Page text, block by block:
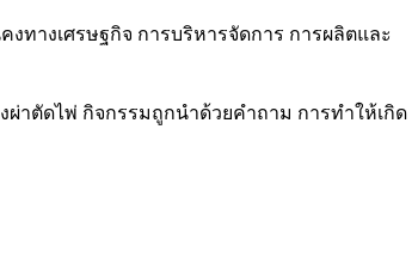
ทางเศรษฐกิจ การบริหารจัดการ การผลิตและ
ผ่าตัดไพ่ กิจกรรมถูกนำด้วยคำถาม การทำให้เกิด